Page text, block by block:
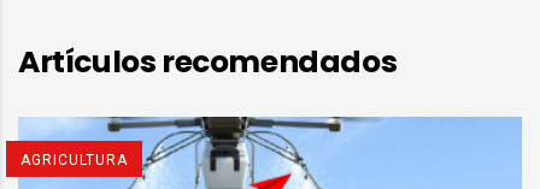
Artículos recomendados
AGRICULTURA